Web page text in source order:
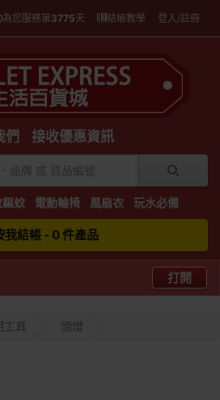
為您服務第3775天 結帳教學 登入/註冊
們 接收優惠資訊
驅蚊 電動輪椅 風扇衣 玩水必備
我結帳 - 0 件產品
打開
工具 頭燈